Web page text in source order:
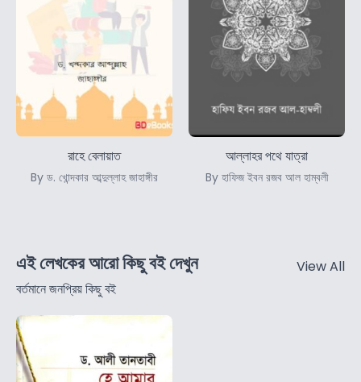
রাহে বেলায়াত
By ড. খোন্দকার আব্দুল্লাহ জাহাঙ্গীর
আল্লাহর পথে যাত্রা
By হাফিজ ইবন রজব আল হাম্বলী
এই লেখকের আরো কিছু বই দেখুন
বর্তমানে জনপ্রিয় কিছু বই
View All